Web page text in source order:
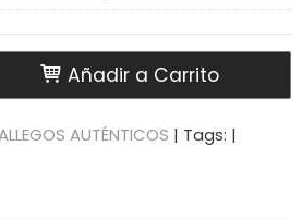
Añadir a Carrito
AUTÉNTICOS | Tags: |